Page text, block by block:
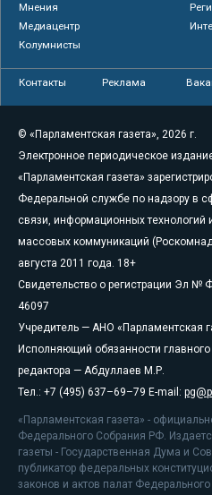
Мнения
Медиацентр
Колумнисты
Контакты Реклама
© «Парламентская газета», 2026 г.
Электронное периодическое
«Парламентская газета»
Федеральной службе по надзору в
связи, информационных технологий
массовых коммуникаций
августа 2011 года. 18+
Свидетельство о регистрации Эл №
46097
Учредитель — АНО «Парламентская
Исполняющий обязанности главного
редактора — Абдуллаев М.Р.
Тел.: +7 (495) 637–69–79 E-mail:
«Парламентская газета» -
Федерального Собрания РФ.
газеты - Государственная Дума и
публикатор федеральных
законов и актов палат